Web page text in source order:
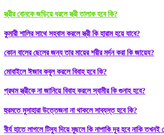
স্ত্রীর বোনকে জড়িয়ে ধরলে স্ত্রী তালাক হবে কি?
কুমারী শালির সাথে সহবাস করলে স্ত্রী কি হারাম হয়ে যাবে?
কোন বালের ছেলের জন্য তার মায়ের শরীর মর্দন করা কি জায়েয?
মোবাইলে ঈজাব কবূল করলে বিবাহ হবে কি?
প্রথম স্ত্রীকে না জানিয়ে বিবাহ করলে স্বামীর কি গুনাহ হবে?
হুরমতে মুসাহারা উত্তেজনা না থাকলে সাব্যস্ত হবে কি?
বীর্য হাতে লাগলে টিস্যু দিয়ে মুছলে কি নাপাকি দূর হবে নাকি